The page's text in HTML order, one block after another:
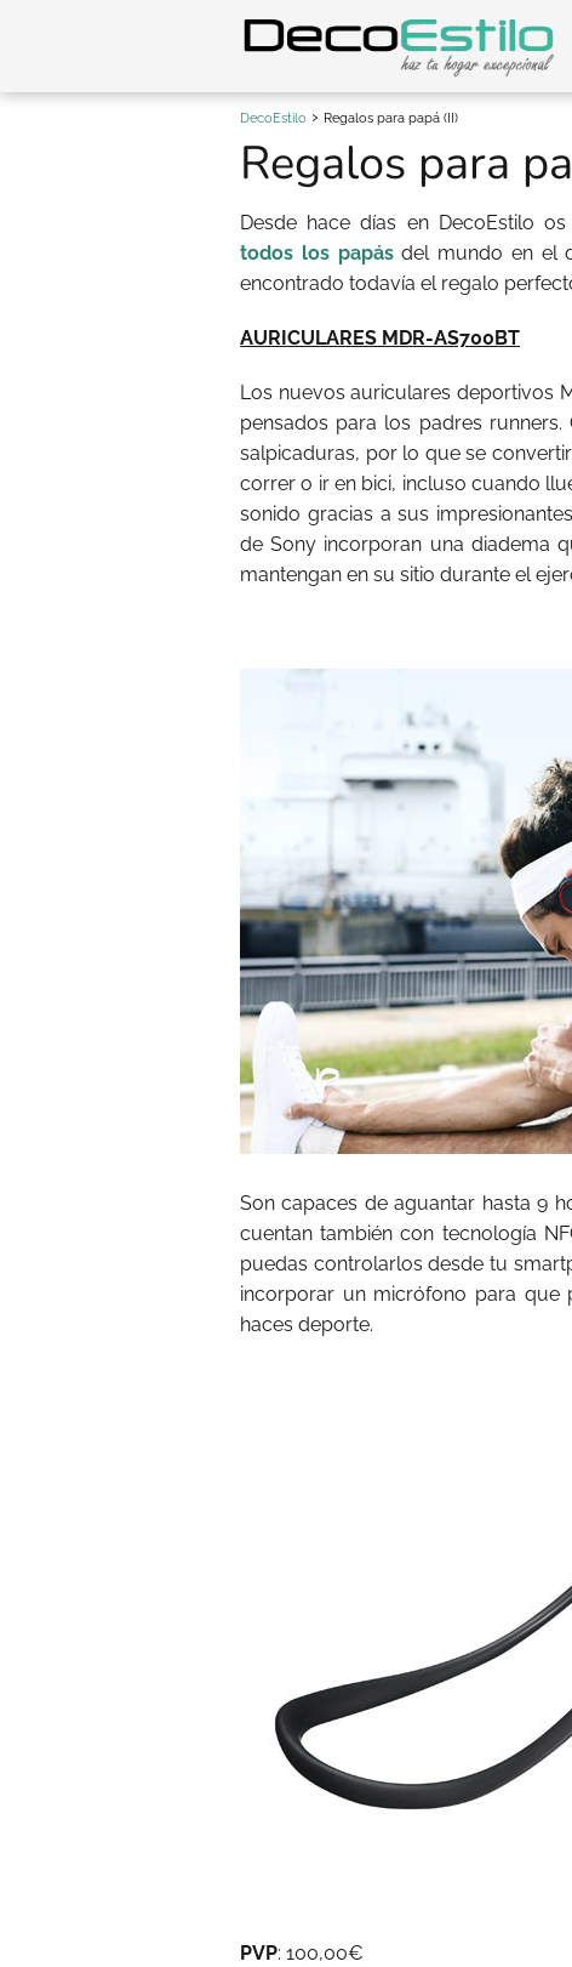
DecoEstilo Regalos para papá (II)
Regalos para
Desde hace días en DecoEstilo
todos los papásdel mundo en el
encontrado todavía el regalo
AURICULARES MDR-AS700BT
Los nuevos auriculares deportivos
pensados para los padres
salpicaduras, por lo que se
correr o ir en bici, incluso cuando
sonido gracias a sus
de Sony incorporan una diadema
mantengan en su sitio durante el
Son capaces de aguantar hasta 9
cuentan también con tecnología
puedas controlarlos desde tu
incorporar un micrófono para que
haces deporte.
PVP: 100,00€